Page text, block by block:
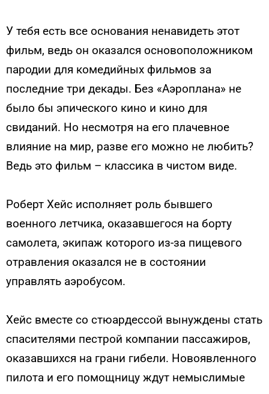
У тебя есть все основания ненавидеть этот
фильм, ведь он оказался основоположником
пародии для комедийных фильмов за
последние три декады. Без «Аэроплана» не
было бы эпического кино и кино для
свиданий. Но несмотря на его плачевное
влияние на мир, разве его можно не любить?
Ведь это фильм – классика в чистом виде.
Роберт Хейс исполняет роль бывшего
военного летчика, оказавшегося на борту
самолета, экипаж которого из-за пищевого
отравления оказался не в состоянии
управлять аэробусом.
Хейс вместе со стюардессой вынуждены стать
спасителями пестрой компании пассажиров,
оказавшихся на грани гибели. Новоявленного
пилота и его помощницу ждут немыслимые